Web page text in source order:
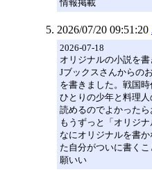
情報掲載
2026/07/20 09:51:20
2026-07-18
オリジナルの小説を書
Jブックスさんからの
を書きました。戦国
ひとりの少年と料理
読めるのでよかったら
もうずっと「オリジ
なにオリジナルを書
た自分がついに書く
願いい